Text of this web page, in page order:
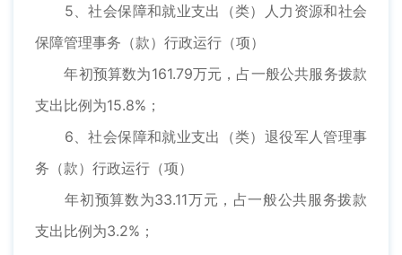
5、社会保障和就业支出（类）人力资源和社会
保障管理事务（款）行政运行（项）
年初预算数为161.79万元，占一般公共服务拨款
支出比例为15.8%；
6、社会保障和就业支出（类）退役军人管理事
务（款）行政运行（项）
年初预算数为33.11万元，占一般公共服务拨款
支出比例为3.2%；